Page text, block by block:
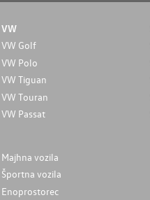
VW
VW Golf
VW Polo
VW Tiguan
VW Touran
VW Passat
Majhna vozila
Športna vozila
Enoprostorec